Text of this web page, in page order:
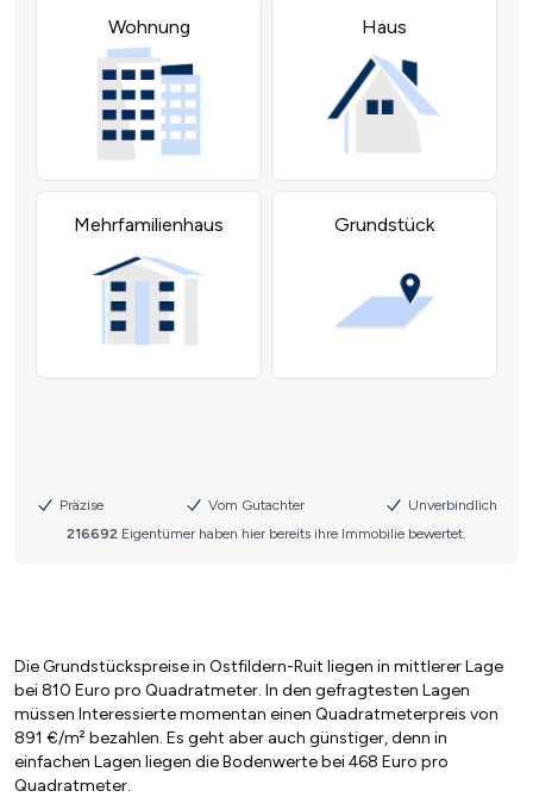
Die Grundstückspreise in Ostfildern-Ruit liegen in mittlerer Lage
bei 810 Euro pro Quadratmeter. In den gefragtesten Lagen
müssen Interessierte momentan einen Quadratmeterpreis von
891 €/m² bezahlen. Es geht aber auch günstiger, denn in
einfachen Lagen liegen die Bodenwerte bei 468 Euro pro
Quadratmeter.